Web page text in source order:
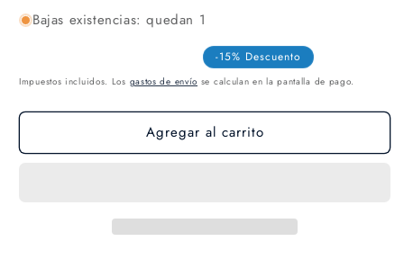
Bajas existencias: quedan 1
-15% Descuento
Impuestos incluidos. Los gastos de envío se calculan en la pantalla de pago.
Agregar al carrito